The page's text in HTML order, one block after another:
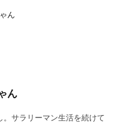
ん
サラリーマン生活を続けて